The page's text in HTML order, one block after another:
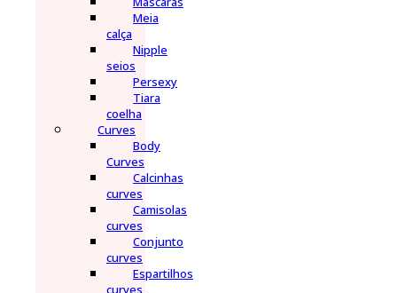
Meia
calça
Nipple
seios
Persexy
Tiara
coelha
Curves
Body
Curves
Calcinhas
curves
Camisolas
curves
Conjunto
curves
Espartilhos
curves